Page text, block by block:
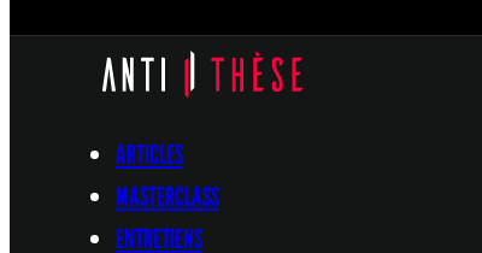
ARTICLES
MASTERCLASS
ENTRETIENS